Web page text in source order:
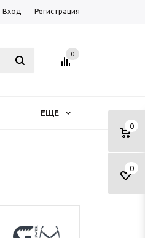
Вход Регистрация
0
0
0
ЕЩЕ